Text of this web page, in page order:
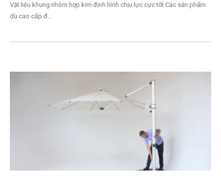
Vật liệu khung nhôm hợp kim định hình chịu lực cực tốt.Các sản phẩm
dù cao cấp đ...